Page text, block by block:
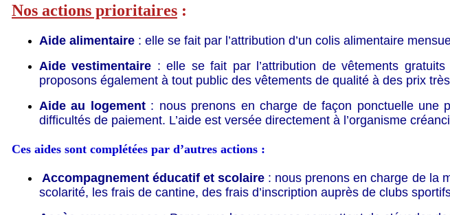
Nos actions prioritaires :
Aide alimentaire : elle se fait par l’attribution d’un colis alimentaire
Aide vestimentaire : elle se fait par l’attribution de vêtements
proposons également à tout public des vêtements de qualité à des prix
Aide au logement: nous prenons en charge de façon ponctuelle une
difficultés de paiement. L’aide est versée directement à l’organisme
Ces aides sont complétées par d’autres actions :
Accompagnement éducatif et scolaire : nous prenons en charge de la
scolarité, les frais de cantine, des frais d’inscription auprès de clubs